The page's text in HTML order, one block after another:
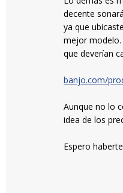
decente
ya que
mejor modelo.
que deverían
banjo.com/
Aunque no lo
idea de los
Espero